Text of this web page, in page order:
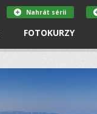
FOTOKURZY
Nahrát sérii